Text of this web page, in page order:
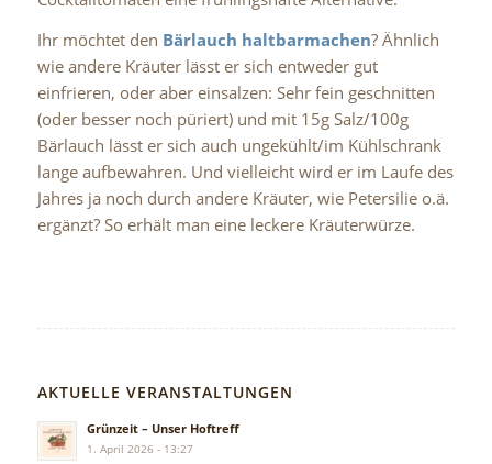
Ihr möchtet den Bärlauch haltbarmachen? Ähnlich
wie andere Kräuter lässt er sich entweder gut
einfrieren, oder aber einsalzen: Sehr fein geschnitten
(oder besser noch püriert) und mit 15g Salz/100g
Bärlauch lässt er sich auch ungekühlt/im Kühlschrank
lange aufbewahren. Und vielleicht wird er im Laufe des
Jahres ja noch durch andere Kräuter, wie Petersilie o.ä.
ergänzt? So erhält man eine leckere Kräuterwürze.
AKTUELLE VERANSTALTUNGEN
Grünzeit – Unser Hoftreff
1. April 2026 - 13:27